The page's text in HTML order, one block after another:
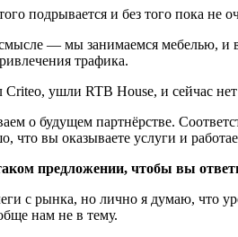
подрывается и без того пока
— мы занимаемся мебелью, и
трафика.
ушли RTB House, и сейчас
о будущем партнёрстве.
вы оказываете услуги и
предложении, чтобы вы
с рынка, но лично я думаю, что
нам не в тему.